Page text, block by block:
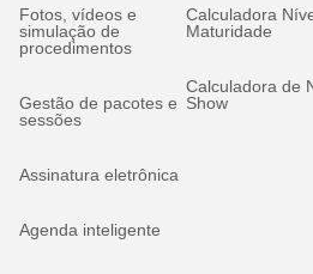
Fotos, vídeos e
simulação de
procedimentos
Gestão de pacotes e
sessões
Assinatura eletrônica
Agenda inteligente
Calculadora
Maturidade
Calculadora de
Show